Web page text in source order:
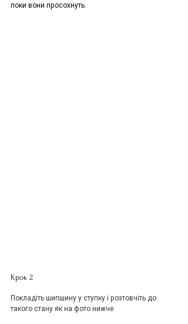
поки вони просохнуть.
Крок 2
Покладіть шипшину у ступку і розтовчіть до
такого стану як на фото нижче.